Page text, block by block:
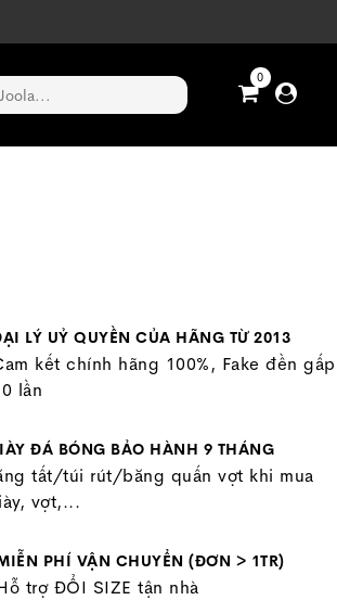
0
LÝ UỶ QUYỀN CỦA HÃNG TỪ 2013
kết chính hãng 100%, Fake đền gấp
lần
ĐÁ BÓNG BẢO HÀNH 9 THÁNG
tất/túi rút/băng quấn vợt khi mua
vợt,...
PHÍ VẬN CHUYỂN (ĐƠN > 1TR)
trợ ĐỔI SIZE tận nhà